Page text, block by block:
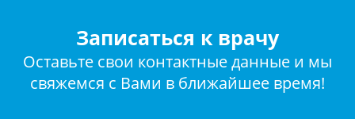
Записаться к врачу
Оставьте свои контактные данные и мы
свяжемся с Вами в ближайшее время!